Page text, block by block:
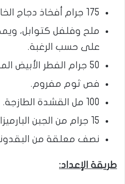
175 جرام أفخاذ دجاج الخالية من العظم.
ملح وفلفل كتوابل،
على حسب الرغبة.
50 جرام الفطر الأبيض المقطّع إلى شرائح.
فص ثوم مفروم.
100 مل القشدة الطازجة.
15 جرام من الجبن البارميزان المبشورة
نصف معلقة من
طريقة الإعداد: